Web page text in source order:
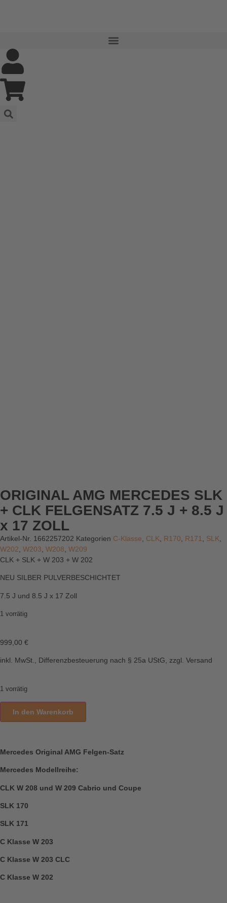
ORIGINAL AMG MERCEDES SLK
+ CLK FELGENSATZ 7.5 J + 8.5 J
x 17 ZOLL
Artikel-Nr. 1662257202 Kategorien C-Klasse CLK R170 R171 SLK
W202 W203 W208 W209
CLK + SLK + W 203 + W 202
NEU SILBER PULVERBESCHICHTET
7.5 J und 8.5 J x 17 Zoll
1 vorrätig
999,00 €
inkl. MwSt., Differenzbesteuerung nach § 25a UStG, zzgl. Versand
1 vorrätig
In den Warenkorb
Mercedes Original AMG Felgen-Satz
Mercedes Modellreihe:
CLK W 208 und W 209 Cabrio und Coupe
SLK 170
SLK 171
C Klasse W 203
C Klasse W 203 CLC
C Klasse W 202